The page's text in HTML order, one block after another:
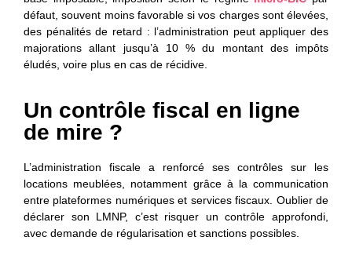
défaut, souvent moins favorable si vos charges sont élevées,
des pénalités de retard : l’administration peut appliquer des
majorations allant jusqu’à 10 % du montant des impôts
éludés, voire plus en cas de récidive.
Un contrôle fiscal en ligne
de mire ?
L’administration fiscale a renforcé ses contrôles sur les
locations meublées, notamment grâce à la communication
entre plateformes numériques et services fiscaux. Oublier de
déclarer son LMNP, c’est risquer un contrôle approfondi,
avec demande de régularisation et sanctions possibles.